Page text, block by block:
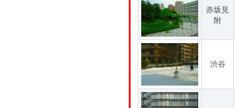
赤坂見
附
渋谷